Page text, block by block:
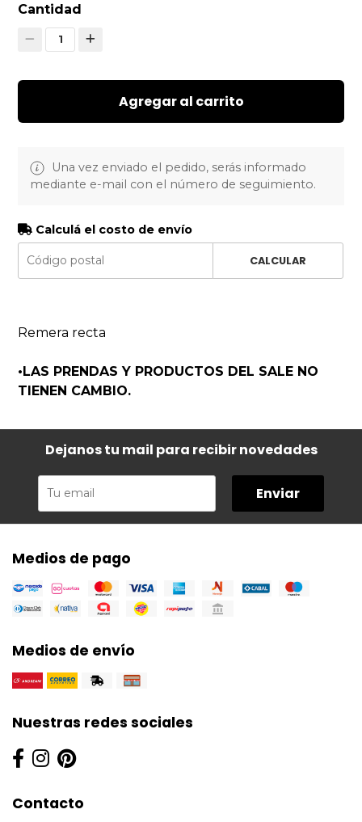
Cantidad
1
Agregar al carrito
Una vez enviado el pedido, serás informado
mediante e-mail con el número de seguimiento.
Calculá el costo de envío
CALCULAR
Remera recta
•LAS PRENDAS Y PRODUCTOS DEL SALE NO
TIENEN CAMBIO.
Dejanos tu mail para recibir novedades
Enviar
Medios de pago
Medios de envío
Nuestras redes sociales
Contacto